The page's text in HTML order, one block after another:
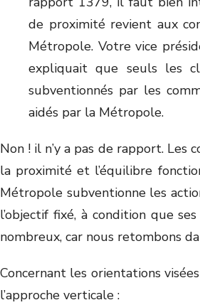
de proximité revient aux
Métropole. Votre vice
expliquait que seuls les
subventionnés par les
aidés par la Métropole.
Non ! il n’y a pas de rapport. Les
la proximité et l’équilibre
Métropole subventionne les
l’objectif fixé, à condition que
nombreux, car nous retombons
Concernant les orientations
l’approche verticale :